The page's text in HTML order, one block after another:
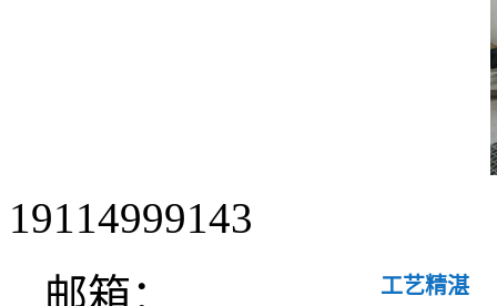
工艺精湛
19114999143
邮箱：